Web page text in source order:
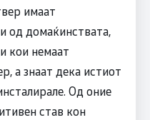
имаат
од домаќинствата,
кои немаат
а знаат дека истиот
Од оние
став кон